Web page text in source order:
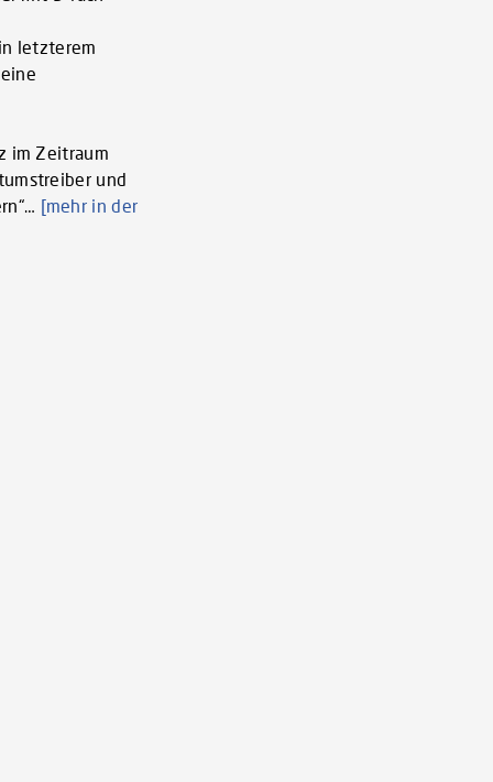
letzterem
im Zeitraum
und
[mehr in der